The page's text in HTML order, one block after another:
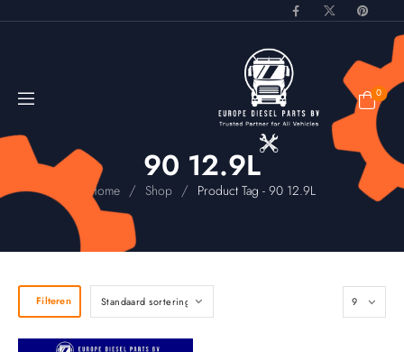
0
90 12.9L
Home / Shop / Product Tag - 90 12.9L
Filteren